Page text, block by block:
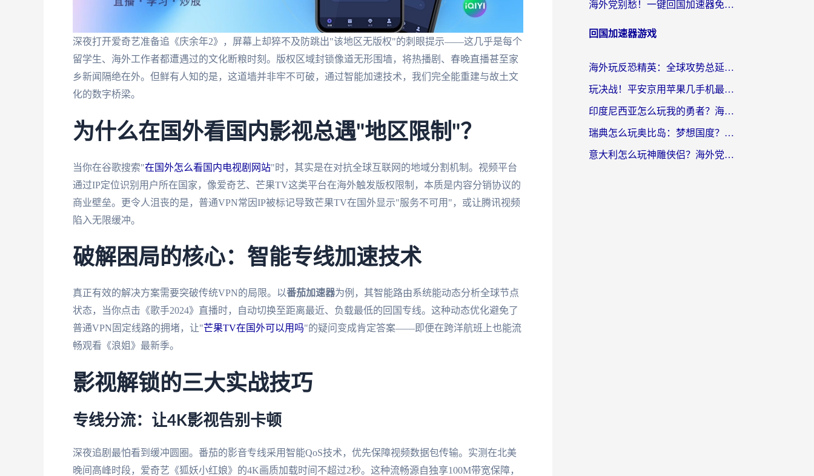
深夜打开爱奇艺准备追《庆余年2》，屏幕上却猝不及防跳出"该地区无版权"的刺眼提示——这几乎是每个
留学生、海外工作者都遭遇过的文化断粮时刻。版权区域封锁像道无形围墙，将热播剧、春晚直播甚至家
乡新闻隔绝在外。但鲜有人知的是，这道墙并非牢不可破，通过智能加速技术，我们完全能重建与故土文
化的数字桥梁。
为什么在国外看国内影视总遇"地区限制"？
当你在谷歌搜索"在国外怎么看国内电视剧网站"时，其实是在对抗全球互联网的地域分割机制。视频平台
通过IP定位识别用户所在国家，像爱奇艺、芒果TV这类平台在海外触发版权限制，本质是内容分销协议的
商业壁垒。更令人沮丧的是，普通VPN常因IP被标记导致芒果TV在国外显示"服务不可用"，或让腾讯视频
陷入无限缓冲。
破解困局的核心：智能专线加速技术
真正有效的解决方案需要突破传统VPN的局限。以番茄加速器为例，其智能路由系统能动态分析全球节点
状态，当你点击《歌手2024》直播时，自动切换至距离最近、负载最低的回国专线。这种动态优化避免了
普通VPN固定线路的拥堵，让"芒果TV在国外可以用吗"的疑问变成肯定答案——即便在跨洋航班上也能流
畅观看《浪姐》最新季。
影视解锁的三大实战技巧
专线分流：让4K影视告别卡顿
深夜追剧最怕看到缓冲圆圈。番茄的影音专线采用智能QoS技术，优先保障视频数据包传输。实测在北美
晚间高峰时段，爱奇艺《狐妖小红娘》的4K画质加载时间不超过2秒。这种流畅源自独享100M带宽保障，
海外党别愁！一键回国加速器免费版怎么选？从踩坑到流畅访问的全攻略
回国加速器游戏
海外玩反恐精英：全球攻势总延迟？从瑞典玩神武4到外国玩黎明觉醒，选对加速器才是关键！
玩决战！平安京用苹果几手机最好？海外党必看的设备+加速器双攻略
印度尼西亚怎么玩我的勇者？海外党国服游戏加速避坑指南（附实况五行师解决方案）
瑞典怎么玩奥比岛：梦想国度？海外党亲测有效的国服游戏加速全攻略
意大利怎么玩神雕侠侣？海外党国服游戏加速终极指南（附欧洲玩王者王国保卫战4不卡技巧）